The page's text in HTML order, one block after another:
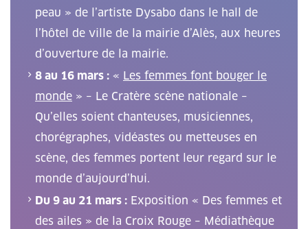
peau » de l’artiste Dysabo dans le hall de
l’hôtel de ville de la mairie d’Alès, aux heures
d’ouverture de la mairie.
8 au 16 mars : « Les femmes font bouger le
monde » – Le Cratère scène nationale –
Qu’elles soient chanteuses, musiciennes,
chorégraphes, vidéastes ou metteuses en
scène, des femmes portent leur regard sur le
monde d’aujourd’hui.
Du 9 au 21 mars : Exposition « Des femmes et
des ailes » de la Croix Rouge – Médiathèque